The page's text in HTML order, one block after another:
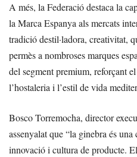
A més, la Federació destaca la
la Marca Espanya als mercats
tradició destil·ladora, creativitat,
permès a nombroses marques
del segment premium, reforçant
l’hostaleria i l’estil de vida
Bosco Torremocha, director
assenyalat que “la ginebra és
innovació i cultura de producte.